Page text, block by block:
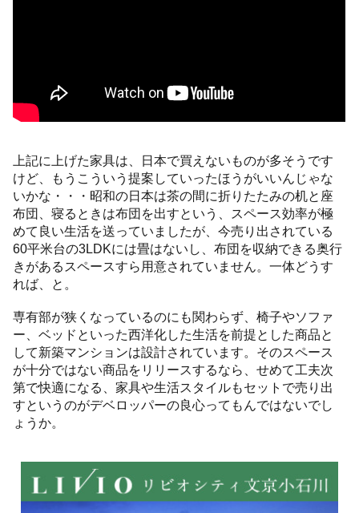
上記に上げた家具は、日本で買えないものが多そうです
けど、もうこういう提案していったほうがいいんじゃな
いかな・・・昭和の日本は茶の間に折りたたみの机と座
布団、寝るときは布団を出すという、スペース効率が極
めて良い生活を送っていましたが、今売り出されている
60平米台の3LDKには畳はないし、布団を収納できる奥行
きがあるスペースすら用意されていません。一体どうす
れば、と。
専有部が狭くなっているのにも関わらず、椅子やソファ
ー、ベッドといった西洋化した生活を前提とした商品と
して新築マンションは設計されています。そのスペース
が十分ではない商品をリリースするなら、せめて工夫次
第で快適になる、家具や生活スタイルもセットで売り出
すというのがデベロッパーの良心ってもんではないでし
ょうか。